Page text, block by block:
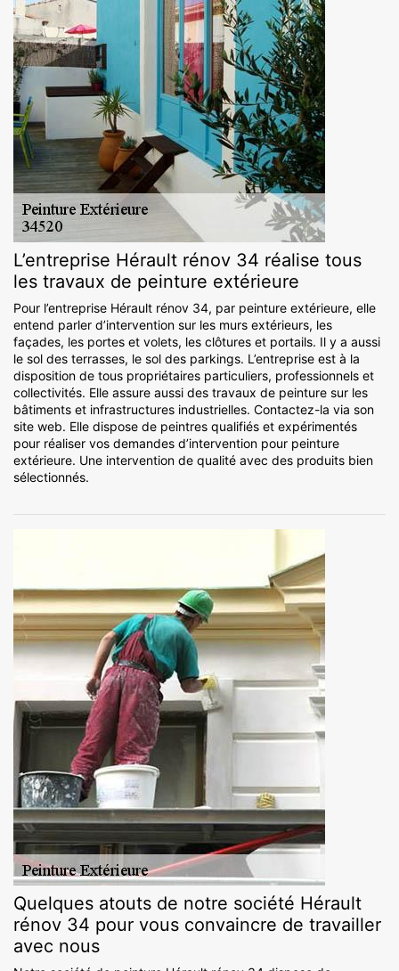
L’entreprise Hérault rénov 34 réalise tous
les travaux de peinture extérieure
Pour l’entreprise Hérault rénov 34, par peinture extérieure, elle
entend parler d’intervention sur les murs extérieurs, les
façades, les portes et volets, les clôtures et portails. Il y a aussi
le sol des terrasses, le sol des parkings. L’entreprise est à la
disposition de tous propriétaires particuliers, professionnels et
collectivités. Elle assure aussi des travaux de peinture sur les
bâtiments et infrastructures industrielles. Contactez-la via son
site web. Elle dispose de peintres qualifiés et expérimentés
pour réaliser vos demandes d’intervention pour peinture
extérieure. Une intervention de qualité avec des produits bien
sélectionnés.
Quelques atouts de notre société Hérault
rénov 34 pour vous convaincre de travailler
avec nous